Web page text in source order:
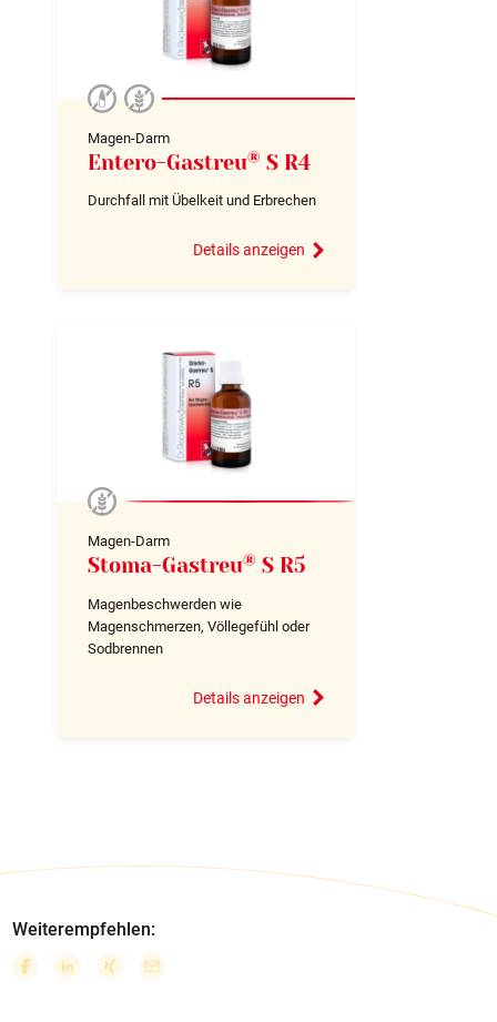
Magen-Darm
Entero-Gastreu® S R4
Durchfall mit Übelkeit und Erbrechen
Details anzeigen
Magen-Darm
Stoma-Gastreu® S R5
Magenbeschwerden wie
Magenschmerzen, Völlegefühl oder
Sodbrennen
Details anzeigen
Weiterempfehlen: